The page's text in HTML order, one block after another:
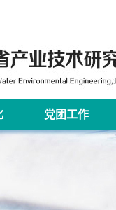
党团工作